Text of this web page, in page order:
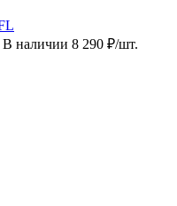
В наличии 8 290 ₽/шт.